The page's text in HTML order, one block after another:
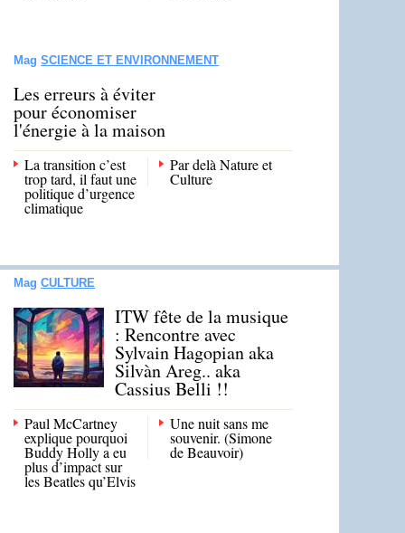
Mag SCIENCE ET ENVIRONNEMENT
Les erreurs à éviter
pour économiser
l'énergie à la maison
La transition c’est
trop tard, il faut une
politique d’urgence
climatique
Par delà Nature et
Culture
Mag CULTURE
ITW fête de la musique
: Rencontre avec
Sylvain Hagopian aka
Silvàn Areg.. aka
Cassius Belli !!
Paul McCartney
explique pourquoi
Buddy Holly a eu
plus d’impact sur
les Beatles qu’Elvis
Une nuit sans me
souvenir. (Simone
de Beauvoir)